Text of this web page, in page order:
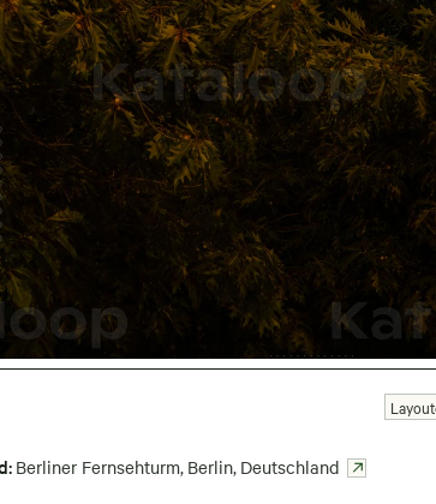
Berliner Fernsehturm, Berlin, Deutschland